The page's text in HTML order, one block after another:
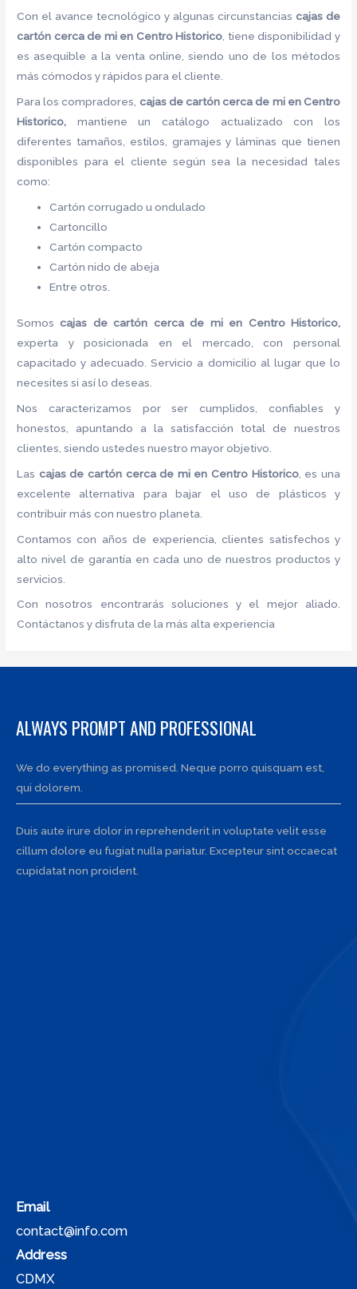
Con el avance tecnológico y algunas circunstancias cajas de
cartón cerca de mi en Centro Historico , tiene disponibilidad y
es asequible a la venta online, siendo uno de los métodos
más cómodos y rápidos para el cliente.
Para los compradores, cajas de cartón cerca de mien Centro
Historico, mantiene un catálogo actualizado con los
diferentes tamaños, estilos, gramajes y láminas que tienen
disponibles para el cliente según sea la necesidad tales
como:
Cartón corrugado u ondulado
Cartoncillo
Cartón compacto
Cartón nido de abeja
Entre otros.
Somoscajas de cartón cerca de mien Centro Historico,
experta y posicionada en el mercado, con personal
capacitado y adecuado. Servicio a domicilio al lugar que lo
necesites si así lo deseas.
Nos caracterizamos por ser cumplidos, confiables y
honestos, apuntando a la satisfacción total de nuestros
clientes, siendo ustedes nuestro mayor objetivo.
Las cajas de cartón cerca de mi en Centro Historico, es una
excelente alternativa para bajar el uso de plásticos y
contribuir más con nuestro planeta.
Contamos con años de experiencia, clientes satisfechos y
alto nivel de garantía en cada uno de nuestros productos y
servicios.
Con nosotros encontrarás soluciones y el mejor aliado.
Contáctanos y disfruta de la más alta experiencia
ALWAYS PROMPT AND PROFESSIONAL
We do everything as promised. Neque porro quisquam est,
qui dolorem.
Duis aute irure dolor in reprehenderit in voluptate velit esse
cillum dolore eu fugiat nulla pariatur. Excepteur sint occaecat
cupidatat non proident.
Email
contact@info.com
Address
CDMX